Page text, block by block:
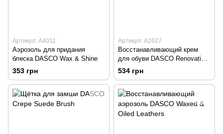
Артикул: А4011
Аэрозоль для придания
блеска DASCO Wax & Shine
353 грн
Артикул: А2627
Восстанавливающий крем
для обуви DASCO Renovating
Cream, цв. чёрный
534 грн